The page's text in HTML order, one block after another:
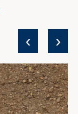
‹ ›